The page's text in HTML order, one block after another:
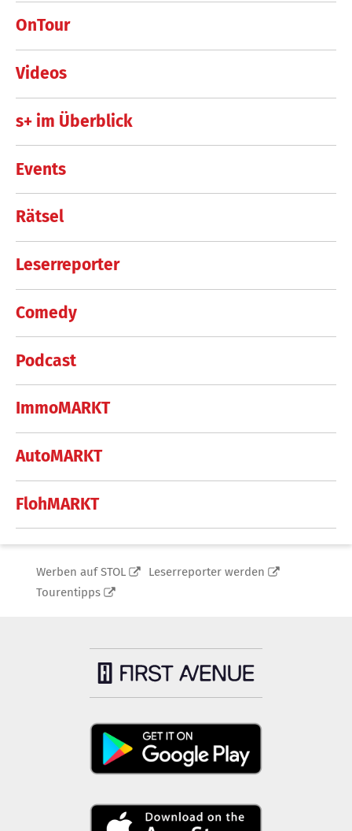
OnTour
Videos
s+ im Überblick
Events
Rätsel
Leserreporter
Comedy
Podcast
ImmoMARKT
AutoMARKT
FlohMARKT
Werben auf STOL
Leserreporter werden
Tourentipps